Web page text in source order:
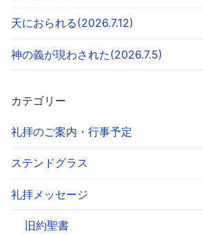
天におられる(2026.7.12)
神の義が現わされた(2026.7.5)
カテゴリー
礼拝のご案内・行事予定
ステンドグラス
礼拝メッセージ
旧約聖書